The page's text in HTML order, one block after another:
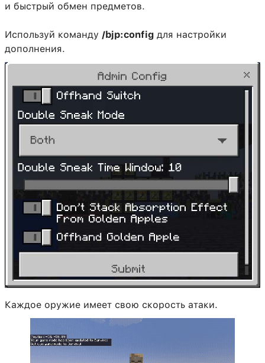
и быстрый обмен предметов.
Используй команду /bjp:config для настройки
дополнения.
Каждое оружие имеет свою скорость атаки.